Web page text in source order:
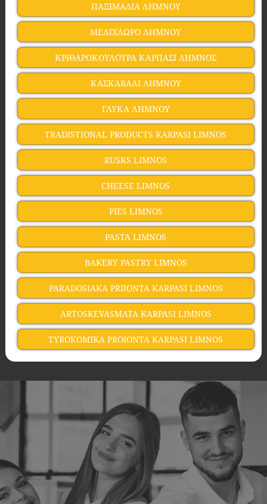
ΠΑΞΙΜΑΔΙΑ ΛΗΜΝΟΥ
ΜΕΛΙΧΛΩΡΟ ΛΗΜΝΟΥ
ΚΡΙΘΑΡΟΚΟΥΛΟΥΡΑ ΚΑΡΠΑΣΙ ΛΗΜΝΟΣ
ΚΑΣΚΑΒΑΛΙ ΛΗΜΝΟΥ
ΓΛΥΚΑ ΛΗΜΝΟΥ
TRADISTIONAL PRODUCTS KARPASI LIMNOS
RUSKS LIMNOS
CHEESE LIMNOS
PIES LIMNOS
PASTA LIMNOS
BAKERY PASTRY LIMNOS
PARADOSIAKA PRIIONTA KARPASI LIMNOS
ARTOSKEVASMATA KARPASI LIMNOS
TYROKOMIKA PROIONTA KARPASI LIMNOS